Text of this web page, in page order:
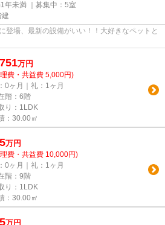
年未満 ｜募集中： 5室
建
登場、最新の設備がいい！！大好きなペットと
万円
費・共益費 5,000円)
0ヶ月｜礼：1ヶ月
階：6階
り：1LDK
：30.00㎡
万円
費・共益費 10,000円)
0ヶ月｜礼：1ヶ月
階：9階
り：1LDK
：30.00㎡
万円